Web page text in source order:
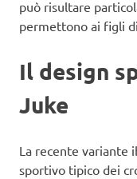
può risultare
permettono ai figli
Il design
Juke
La recente variante
sportivo tipico dei